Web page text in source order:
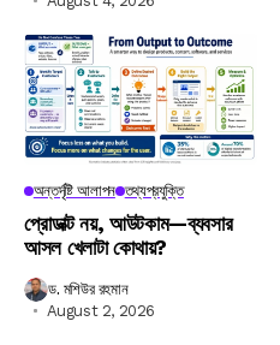
অন্তর্দৃষ্টি আলাপন তথ্যপ্রযুক্তি
প্রোডাক্ট নয়, আউটকাম—ব্যবসার
আসল খেলাটা কোথায়?
ড. মশিউর রহমান
August 2, 2026